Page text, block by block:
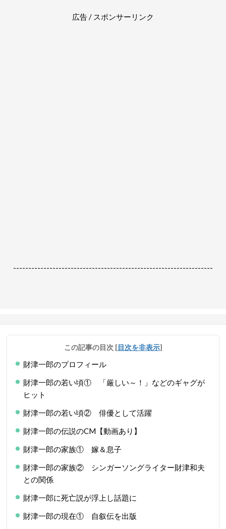
広告 / スポンサーリンク
------------------------------------------------------------------
この記事の目次 [目次を非表示]
財津一郎のプロフィール
財津一郎の若い頃① 「厳しい～！」などのギャグが
ヒット
財津一郎の若い頃② 俳優として活躍
財津一郎の伝説のCM【動画あり】
財津一郎の家族① 嫁＆息子
財津一郎の家族② シンガーソングライター財津和夫
との関係
財津一郎に死亡説が浮上し話題に
財津一郎の現在① 自叙伝を出版